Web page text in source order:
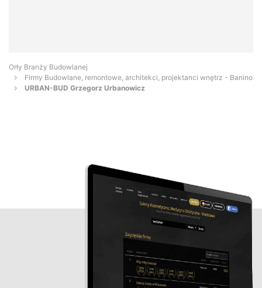
Orły Branży Budowlanej
Firmy Budowlane, remontowe, architekci, projektanci wnętrz - Banino
URBAN-BUD Grzegorz Urbanowicz